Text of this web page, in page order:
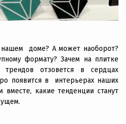
нашем доме? А может наоборот?
формату? Зачем на плитке
отзовется в сердцах
появится в интерьерах наших
вместе, какие тенденции станут